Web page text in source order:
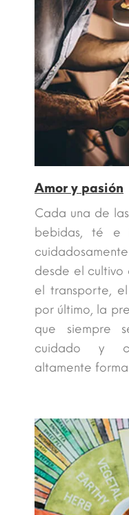
Amor y pasión
Cada una de
bebidas, té e
desde el cultivo
el transporte,
por último, la
que siempre
cuidado y
altamente